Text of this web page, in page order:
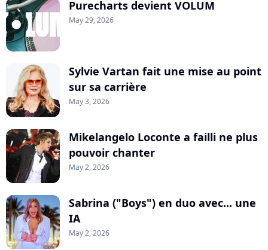
Purecharts devient VOLUM
May 29, 2026
Sylvie Vartan fait une mise au point
sur sa carrière
May 3, 2026
Mikelangelo Loconte a failli ne plus
pouvoir chanter
May 2, 2026
Sabrina ("Boys") en duo avec... une
IA
May 2, 2026